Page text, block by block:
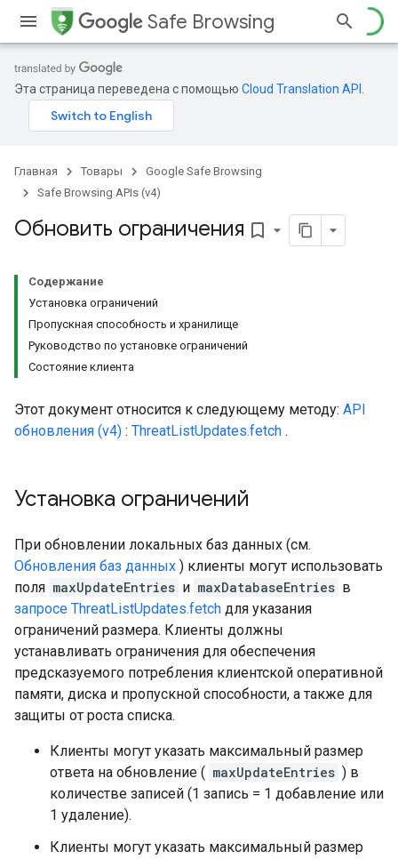
Safe Browsing
Эта страница переведена с помощью Cloud Translation API
Главная Товары
Google Safe Browsing
Safe Browsing APIs (v4)
Обновить ограничения bookmark_border
Содержание
Установка ограничений
Пропускная способность и хранилище
Руководство по установке ограничений
Состояние клиента
Этот документ относится к следующему методу: API
обновления (v4) : ThreatListUpdates.fetch .
Установка ограничений
При обновлении локальных баз данных (см.
Обновления баз данных ) клиенты могут использовать
поля maxUpdateEntries и maxDatabaseEntries в
запросе ThreatListUpdates.fetch для указания
ограничений размера. Клиенты должны
устанавливать ограничения для обеспечения
предсказуемого потребления клиентской оперативной
памяти, диска и пропускной способности, а также для
защиты от роста списка.
Клиенты могут указать максимальный размер
ответа на обновление ( maxUpdateEntries ) в
количестве записей (1 запись = 1 добавление или
1 удаление).
Клиенты могут указать максимальный размер